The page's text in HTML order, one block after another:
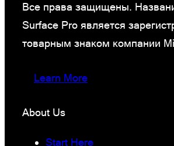
Все права защищены.
Surface Pro является
товарным знаком компании
Learn More
About Us
Start Here